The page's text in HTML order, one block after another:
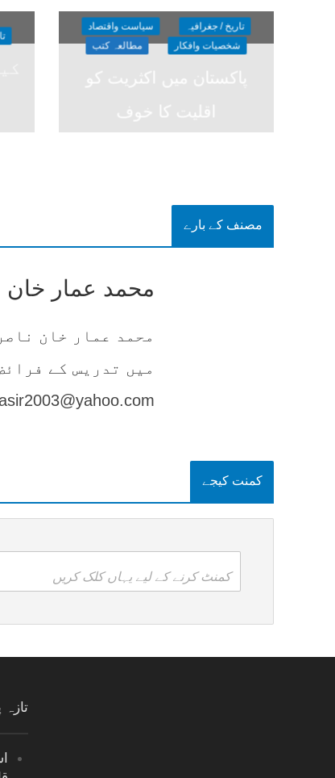
تاریخ / جغرافیہ
سیاست واقتصاد
شخصیات وافکار
مطالعہ کتب
پاکستان میں اکثریت کو
اقلیت کا خوف
مصنف کے بارے
محمد عمار خان
محمد عمار خان
میں تدریس کے
کمنت کیجے
کمنٹ کرنے کے لیے یہاں کلک کریں